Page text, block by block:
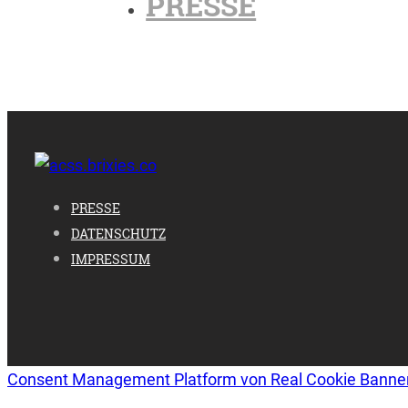
PRESSE
DATENSCHUTZ
IMPRESSUM
Consent Management Platform von Real Cookie